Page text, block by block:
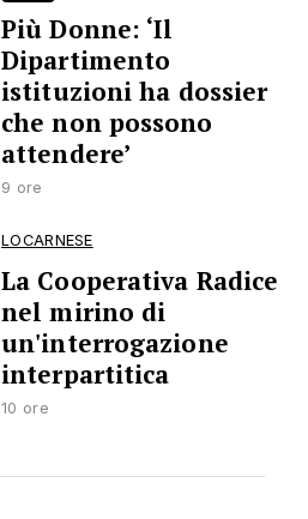
Più Donne: ‘Il
Dipartimento
istituzioni ha dossier
che non possono
attendere’
9 ore
LOCARNESE
La Cooperativa Radice
nel mirino di
un'interrogazione
interpartitica
10 ore